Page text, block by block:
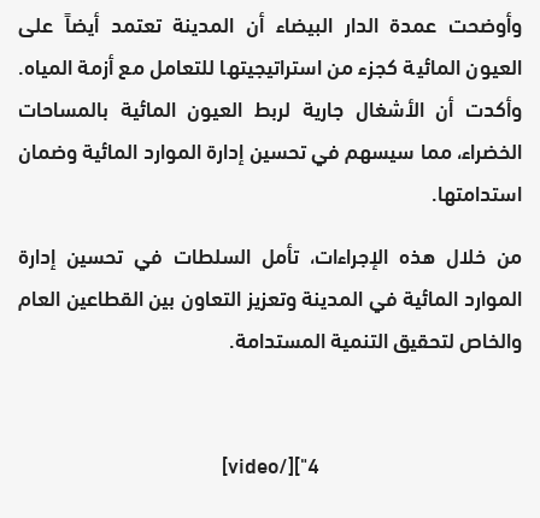
وأوضحت عمدة الدار البيضاء أن المدينة تعتمد أيضاً على
العيون المائية كجزء من استراتيجيتها للتعامل مع أزمة المياه.
وأكدت أن الأشغال جارية لربط العيون المائية بالمساحات
الخضراء، مما سيسهم في تحسين إدارة الموارد المائية وضمان
استدامتها.
من خلال هذه الإجراءات، تأمل السلطات في تحسين إدارة
الموارد المائية في المدينة وتعزيز التعاون بين القطاعين العام
والخاص لتحقيق التنمية المستدامة.
4"][/video]